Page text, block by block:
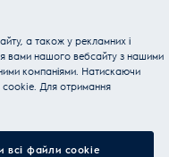
за телефоном 0 800 50
а також у рекламних і
вами нашого вебсайту з нашими
компаніями. Натискаючи
cookie. Для отримання
всі файли сookie